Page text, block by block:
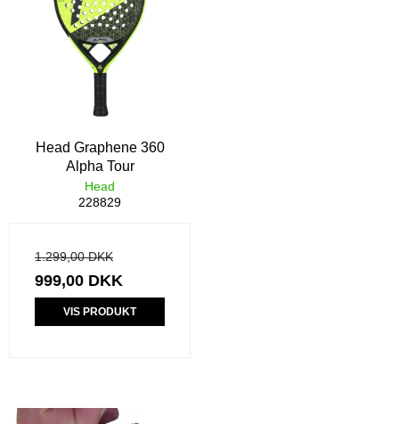
Head Graphene 360
Alpha Tour
Head
228829
1.299,00 DKK
999,00 DKK
VIS PRODUKT